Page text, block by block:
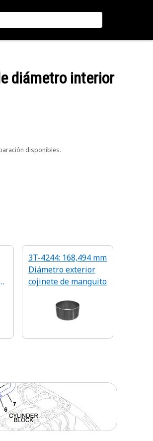
diámetro interior
disponibles.
3T-4244: 168,494 mm
Diámetro exterior
cojinete de manguito